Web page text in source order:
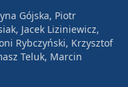
Gójska, Piotr
Jacek Liziniewicz,
Rybczyński, Krzysztof
Teluk, Marcin